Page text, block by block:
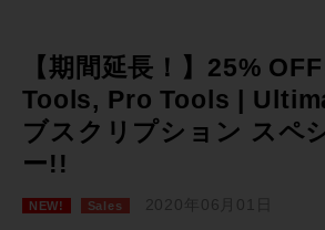
【期間延長！】25%
Tools, Pro Tools |
ブスクリプション スペ
ー!!
NEW! Sales 2020年06月01日